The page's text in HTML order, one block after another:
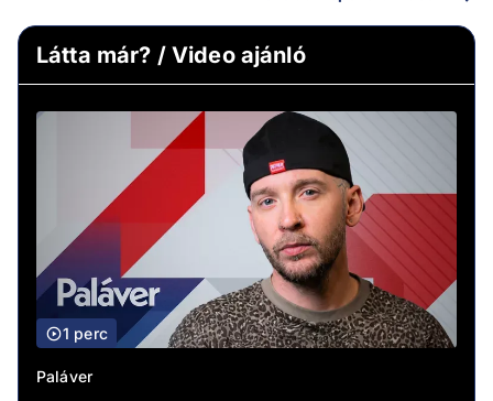
Látta már? / Video ajánló
1 perc
Paláver